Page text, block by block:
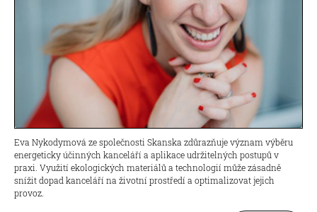
Eva Nykodymová ze společnosti Skanska zdůrazňuje význam výběru
energeticky účinných kanceláří a aplikace udržitelných postupů v
praxi. Využití ekologických materiálů a technologií může zásadně
snížit dopad kanceláří na životní prostředí a optimalizovat jejich
provoz.